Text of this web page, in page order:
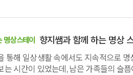
땀이 삶에 찌들린 노폐물을 치워내는
사합니다~^^
명상스테이 향지쌤과 함께 하는 명상
통해 일상생활 속에서도 지속적으로
는 시간이 있었는데, 남은 가족들의 슬